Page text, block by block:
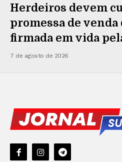
Herdeiros devem
promessa de
firmada em vida
7 de agosto de 2026